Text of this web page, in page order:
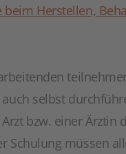
Herstellen,
selbst
bzw. einer Ärztin
Schulung müssen